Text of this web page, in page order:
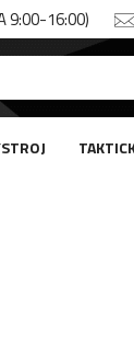
9:00-16:00)